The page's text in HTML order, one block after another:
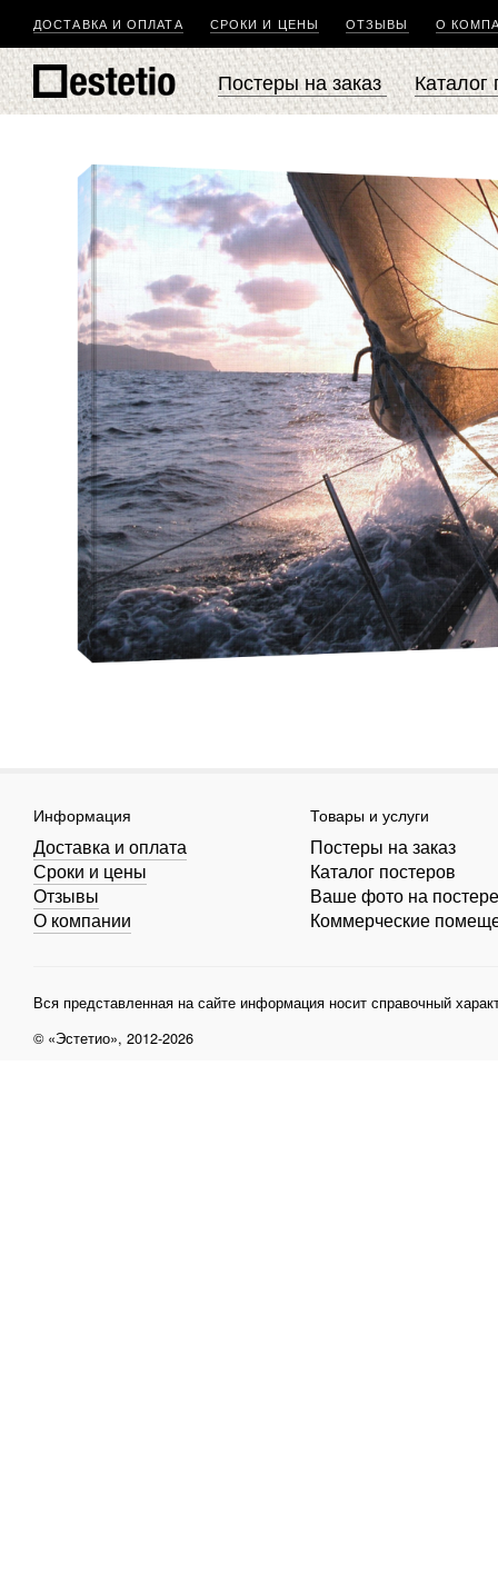
ДОСТАВКА И ОПЛАТА СРОКИ И ЦЕНЫ ОТЗЫВЫ О
Постеры на заказ Каталог
Информация
Доставка и оплата
Сроки и цены
Отзывы
О компании
Товары и услуги
Постеры на заказ
Каталог постеров
Ваше фото на постере
Коммерческие
Вся представленная на сайте информация носит справочный
© «Эстетио», 2012-2026